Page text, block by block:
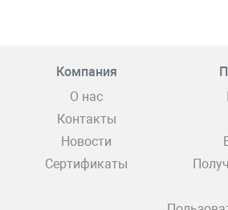
Компания
О нас
Контакты
Новости
Сертификаты